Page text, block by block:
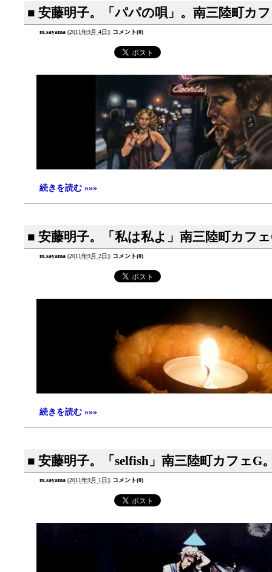
■ 安藤明子。「パパの唄」。南三陸町カ
m.sayama (2011年9月 4日)| コメント(0)
続きを読む »»»
■ 安藤明子。「私は私よ」南三陸町カフ
m.sayama (2011年9月 2日)| コメント(0)
続きを読む »»»
■ 安藤明子。「selfish」南三陸町カフェG
m.sayama (2011年9月 1日)| コメント(0)